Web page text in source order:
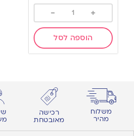
+
-
הוספה לסל
משלוח
מהיר
רכישה
מאובטחת